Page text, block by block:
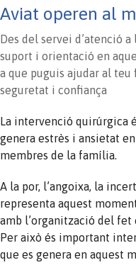
Aviat operen al
Des del servei d’atenció
suport i orientació en
a que puguis ajudar al
seguretat i confiança
La intervenció quirúrgica
genera estrès i ansietat
membres de la família.
A la por, l’angoixa, la
representa aquest
amb l’organització del fet
Per això és important
que es genera en aquest